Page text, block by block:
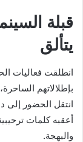
قبلة
يتألق
انطلقت فعاليات
بإطلالاتهم
انتقل الحضور إلى
أعقبه كلمات
والبهجة.